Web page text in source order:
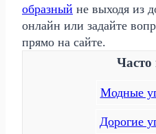
образный не выходя из
онлайн или задайте
прямо на сайте.
Модные
Дорогие